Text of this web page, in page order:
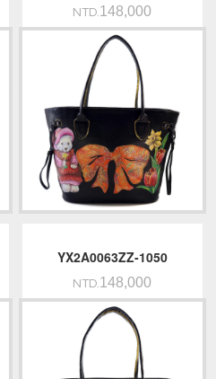
NTD.148,000
YX2A0063ZZ-1050
NTD.148,000